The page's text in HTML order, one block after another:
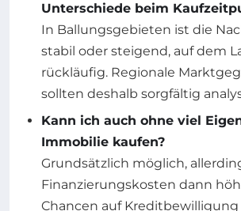
Unterschiede beim
In Ballungsgebieten ist die
stabil oder steigend, auf dem
rückläufig. Regionale
sollten deshalb sorgfältig
Kann ich auch ohne viel
Immobilie kaufen?
Grundsätzlich möglich,
Finanzierungskosten dann
Chancen auf Kreditbewilligung